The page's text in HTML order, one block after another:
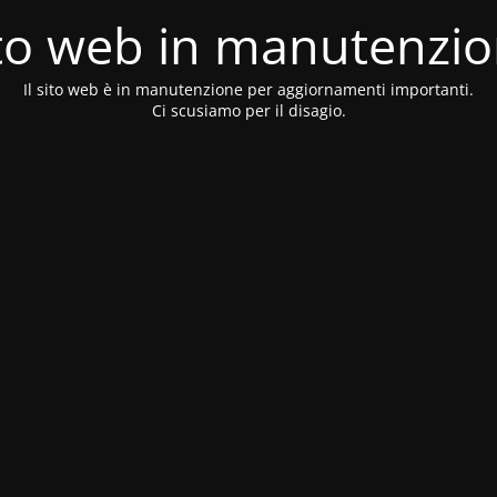
web in
Il sito web è in manutenzione per aggiornamenti importanti.
Ci scusiamo per il disagio.